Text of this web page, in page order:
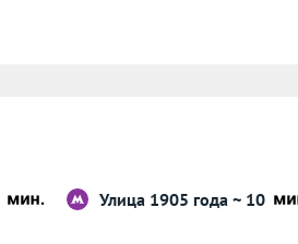
Улица 1905 года ~ 10